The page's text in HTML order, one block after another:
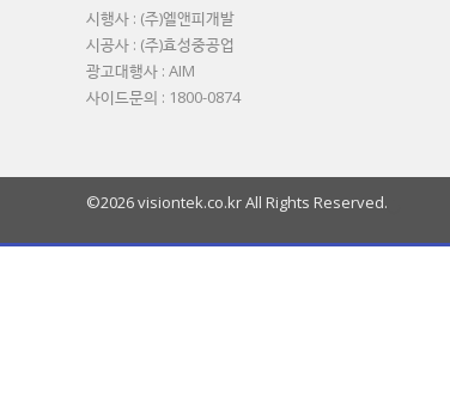
시행사 : (주)엘앤피개발
시공사 : (주)효성중공업
광고대행사 : AIM
사이드문의 : 1800-0874
©2026 visiontek.co.kr All Rights Reserved.